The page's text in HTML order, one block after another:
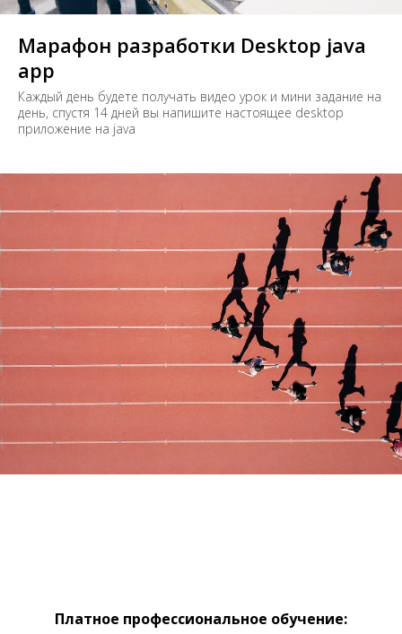
Марафон разработки Desktop java
app
Каждый день будете получать видео урок и мини задание на
день, спустя 14 дней вы напишите настоящее desktop
приложение на java
Платное профессиональное обучение: